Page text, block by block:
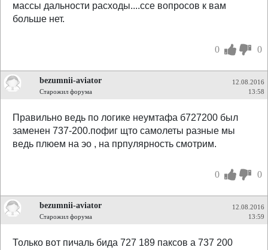
массы дальности расходы....ссе вопросов к вам
больше нет.
0 0
bezumnii-aviator
Старожил форума
12.08.2016
13:58
Правильно ведь по логике неумтафа б727200 был
заменен 737-200.пофиг щто самолеты разные мы
ведь плюем на эо , на прпулярность смотрим.
0 0
bezumnii-aviator
Старожил форума
12.08.2016
13:59
Только вот пичаль бида 727 189 паксов а 737 200